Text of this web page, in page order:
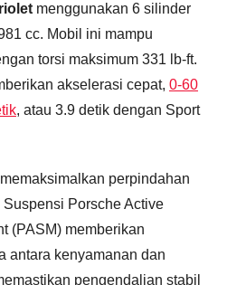
menggunakan 6 silinder
cc. Mobil ini mampu
torsi maksimum 331 lb-ft.
akselerasi cepat, 0-60
, atau 3.9 detik dengan Sport
perpindahan
Porsche Active
(PASM) memberikan
antara kenyamanan dan
pengendalian stabil